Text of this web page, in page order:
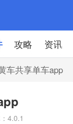
攻略 资讯
车共享单车app
4.0.1